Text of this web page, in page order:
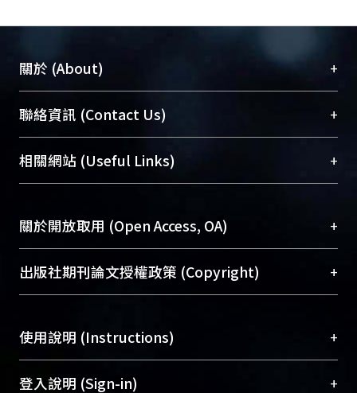
關於 (About) +
臺大位居世界頂尖大學之列，為永久珍藏及向國際
展現本校豐碩的研究成果及學術能量，圖書館整合
機構典藏（NTUR）與學術庫（AH）不同功能平
台，成為臺大學術典藏NTU scholars。期能整合研
成果。
To permanently archive and promote researcher
profiles and scholarly works, Library integrates the
services of “NTU Repository” with “Academic
聯絡資訊 (Contact Us) +
總館學科館員(Main Library)
醫學圖書館學科館員(Medical Library)
Sciences Library)
相關網站 (Useful Links) +
關於開放取用 (Open Access, OA) +
開放取用是從使用者角度提升資訊取用性的社會運
動，應用在學術研究上是透過將研究著作公開供使
用逐年攀升。同時可加速研究發展、提升研究影響
Archive）平台。 （點選深入了解OA）
出版社期刊論文授權政策 (Copyright) +
含部分內容的版權非匯入者所有，或由第三方贊
助與合作完成，請確認該版權所有者及第三方同
意提供此授權。
使用說明 (Instructions) +
網站簡介(Quickstart Guide)
登入說明 (Sign-in) +